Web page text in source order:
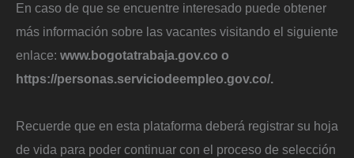
En caso de que se encuentre interesado puede obtener
más información sobre las vacantes visitando el siguiente
enlace: www.bogotatrabaja.gov.co o
https://personas.serviciodeempleo.gov.co/.
Recuerde que en esta plataforma deberá registrar su hoja
de vida para poder continuar con el proceso de selección